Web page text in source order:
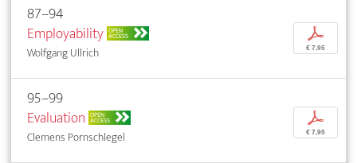
87–94
Employability OPEN
ACCESS
Wolfgang Ullrich
p
€ 7,95
95–99
Evaluation OPEN
ACCESS
Clemens Pornschlegel
p
€ 7,95